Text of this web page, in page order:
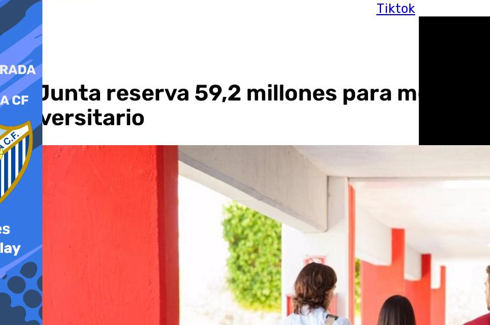
Tiktok
La Junta reserva 59,2 millones para
universitario